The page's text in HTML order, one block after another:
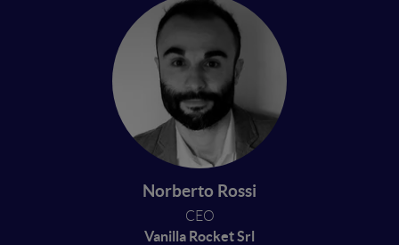
Norberto Rossi
CEO
Vanilla Rocket Srl